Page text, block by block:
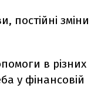
постійні зміни
в різних
у фінансовій